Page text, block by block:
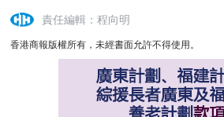
責任編輯：程向明
香港商報版權所有，未經書面允許不得使用。